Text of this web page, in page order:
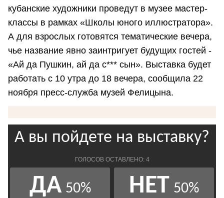
кубанские художники проведут в музее мастер-
классы в рамках «Школы юного иллюстратора».
А для взрослых готовятся тематические вечера,
чье название явно заинтригует будущих гостей -
«Ай да Пушкин, ай да с*** сын». Выставка будет
работать с 10 утра до 18 вечера, сообщила 22
ноября пресс-служба музей Фелицына.